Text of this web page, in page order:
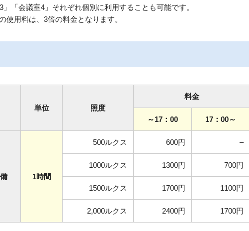
「会議室4」それぞれ個別に利用することも可能です。
用料は、3倍の料金となります。
単位 照度
料金
～17：00
17：00～
1時間
500ルクス 600円 –
1000ルクス 1300円 700円
1500ルクス 1700円 1100円
2,000ルクス 2400円 1700円